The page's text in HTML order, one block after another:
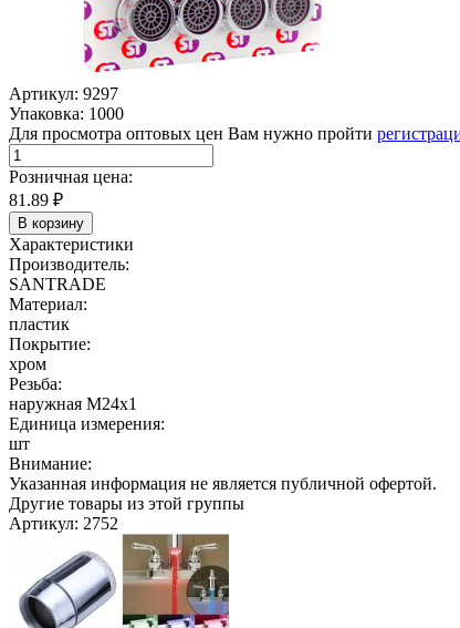
Артикул: 9297
Упаковка: 1000
Для просмотра оптовых цен Вам нужно пройти
Розничная цена:
81.89 ₽
В корзину
Характеристики
Производитель:
SANTRADE
Материал:
пластик
Покрытие:
хром
Резьба:
наружная М24х1
Единица измерения:
шт
Внимание:
Указанная информация не является публичной офертой.
Другие товары из этой группы
Артикул: 2752